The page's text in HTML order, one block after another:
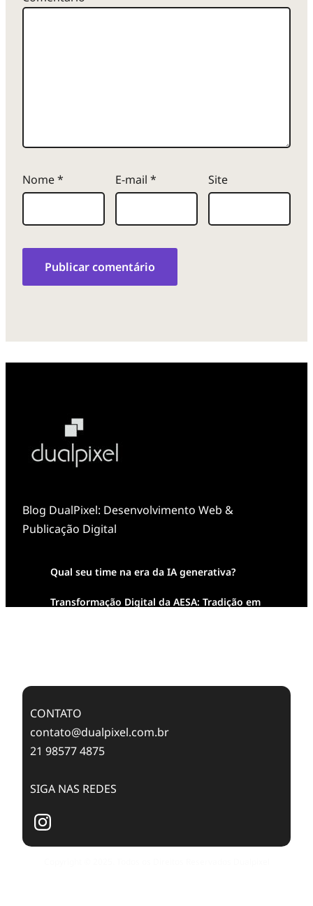
Nome* E-mail * Site
Blog DualPixel: Desenvolvimento Web &
Publicação Digital
Qual seu time na era da IA generativa?
Transformação Digital da AESA: Tradição em
CONTATO
contato@dualpixel.com.br
21 98577 4875
SIGA NAS REDES